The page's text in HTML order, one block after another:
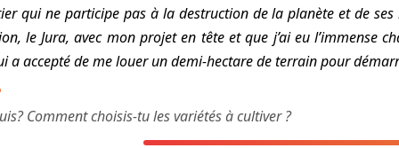
qui ne participe pas à la destruction de la planète et de ses
le Jura, avec mon projet en tête et que j’ai eu l’immense
a accepté de me louer un demi-hectare de terrain pour
Comment choisis-tu les variétés à cultiver ?